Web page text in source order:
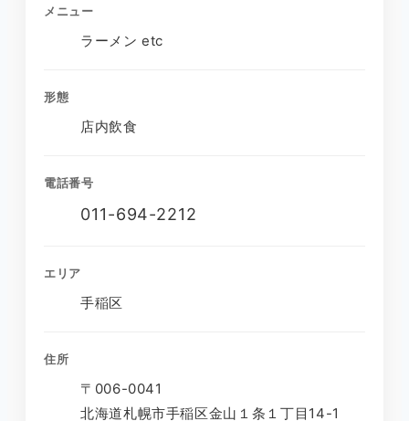
メニュー
ラーメン etc
形態
店内飲食
電話番号
011-694-2212
エリア
手稲区
住所
〒006-0041
北海道札幌市手稲区金山１条１丁目14-1